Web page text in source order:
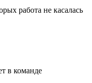
работа не касалась
в команде